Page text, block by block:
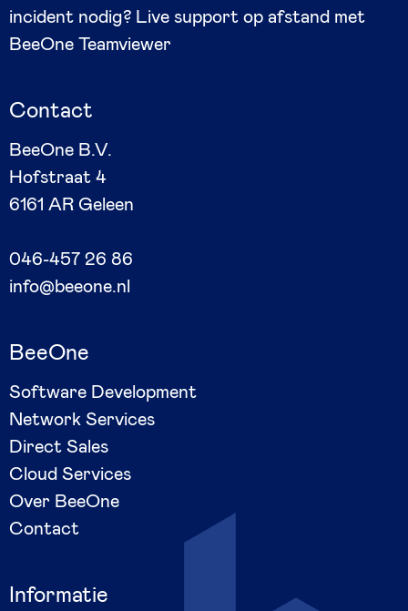
incident nodig? Live support op afstand met
BeeOne Teamviewer
Contact
BeeOne B.V.
Hofstraat 4
6161 AR Geleen
046-457 26 86
info@beeone.nl
BeeOne
Software Development
Network Services
Direct Sales
Cloud Services
Over BeeOne
Contact
Informatie